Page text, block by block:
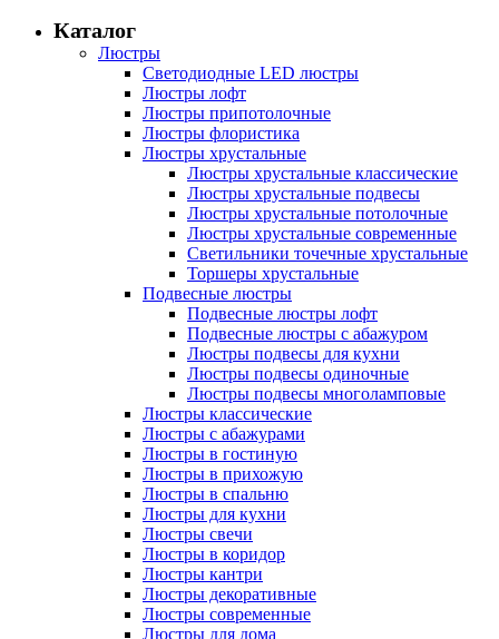
Каталог
Люстры
Светодиодные LED люстры
Люстры лофт
Люстры припотолочные
Люстры флористика
Люстры хрустальные
Люстры хрустальные классические
Люстры хрустальные подвесы
Люстры хрустальные потолочные
Люстры хрустальные современные
Светильники точечные хрустальные
Торшеры хрустальные
Подвесные люстры
Подвесные люстры лофт
Подвесные люстры с абажуром
Люстры подвесы для кухни
Люстры подвесы одиночные
Люстры подвесы многоламповые
Люстры классические
Люстры с абажурами
Люстры в гостиную
Люстры в прихожую
Люстры в спальню
Люстры для кухни
Люстры свечи
Люстры в коридор
Люстры кантри
Люстры декоративные
Люстры современные
Люстры для дома